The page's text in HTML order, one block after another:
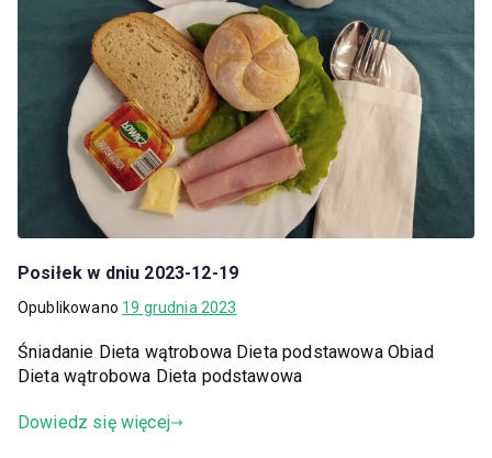
Posiłek w dniu 2023-12-19
Opublikowano 19 grudnia 2023
Śniadanie Dieta wątrobowa Dieta podstawowa Obiad
Dieta wątrobowa Dieta podstawowa
Dowiedz się więcej